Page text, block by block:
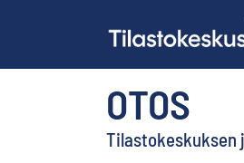
OTOS
Tilastokeskuksen